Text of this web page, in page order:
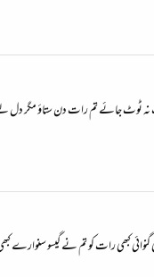
ٹوٹ جائے تم رات دن ستاؤ مگر دل
کبھی رات کو تم نے گیسو سنوارے